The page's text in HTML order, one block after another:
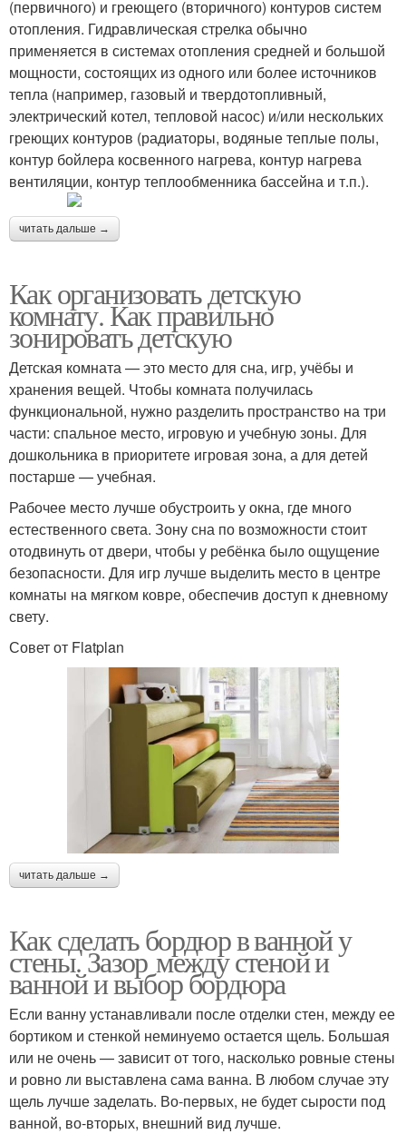
(первичного) и греющего (вторичного) контуров систем
отопления. Гидравлическая стрелка обычно
применяется в системах отопления средней и большой
мощности, состоящих из одного или более источников
тепла (например, газовый и твердотопливный,
электрический котел, тепловой насос) и/или нескольких
греющих контуров (радиаторы, водяные теплые полы,
контур бойлера косвенного нагрева, контур нагрева
вентиляции, контур теплообменника бассейна и т.п.).
читать дальше →
Как организовать детскую
комнату. Как правильно
зонировать детскую
Детская комната — это место для сна, игр, учёбы и
хранения вещей. Чтобы комната получилась
функциональной, нужно разделить пространство на три
части: спальное место, игровую и учебную зоны. Для
дошкольника в приоритете игровая зона, а для детей
постарше — учебная.
Рабочее место лучше обустроить у окна, где много
естественного света. Зону сна по возможности стоит
отодвинуть от двери, чтобы у ребёнка было ощущение
безопасности. Для игр лучше выделить место в центре
комнаты на мягком ковре, обеспечив доступ к дневному
свету.
Совет от Flatplan
читать дальше →
Как сделать бордюр в ванной у
стены. Зазор между стеной и
ванной и выбор бордюра
Если ванну устанавливали после отделки стен, между ее
бортиком и стенкой неминуемо остается щель. Большая
или не очень — зависит от того, насколько ровные стены
и ровно ли выставлена сама ванна. В любом случае эту
щель лучше заделать. Во-первых, не будет сырости под
ванной, во-вторых, внешний вид лучше.